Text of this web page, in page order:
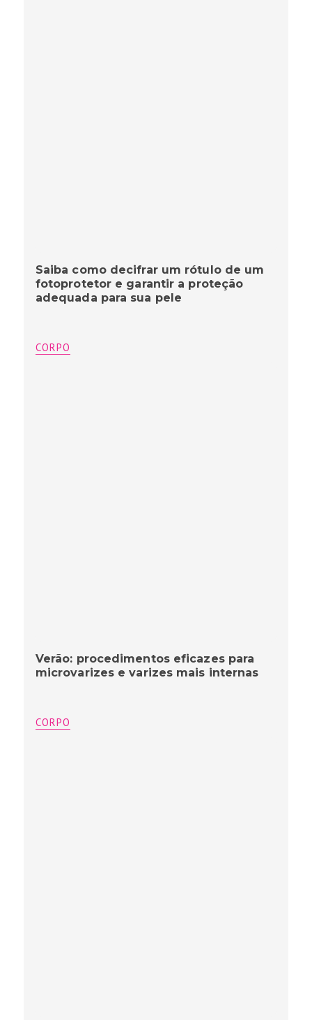
Saiba como decifrar um rótulo de um
fotoprotetor e garantir a proteção
adequada para sua pele
CORPO
Verão: procedimentos eficazes para
microvarizes e varizes mais internas
CORPO